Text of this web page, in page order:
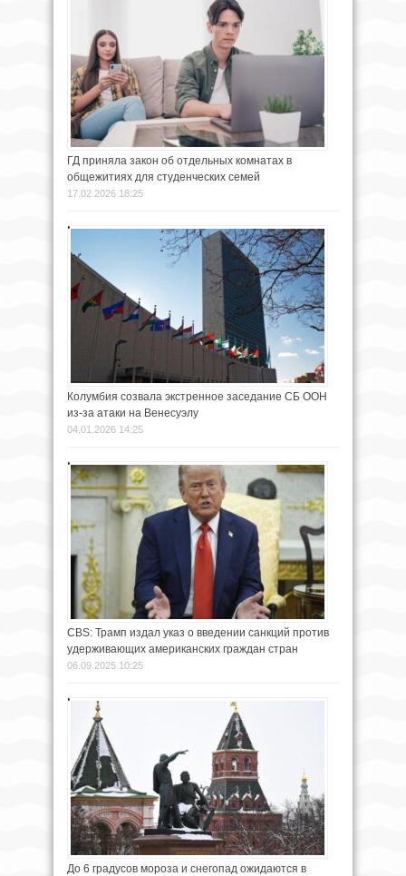
ГД приняла закон об отдельных комнатах в
общежитиях для студенческих семей
17.02.2026 18:25
Колумбия созвала экстренное заседание СБ ООН
из-за атаки на Венесуэлу
04.01.2026 14:25
CBS: Трамп издал указ о введении санкций против
удерживающих американских граждан стран
06.09.2025 10:25
До 6 градусов мороза и снегопад ожидаются в